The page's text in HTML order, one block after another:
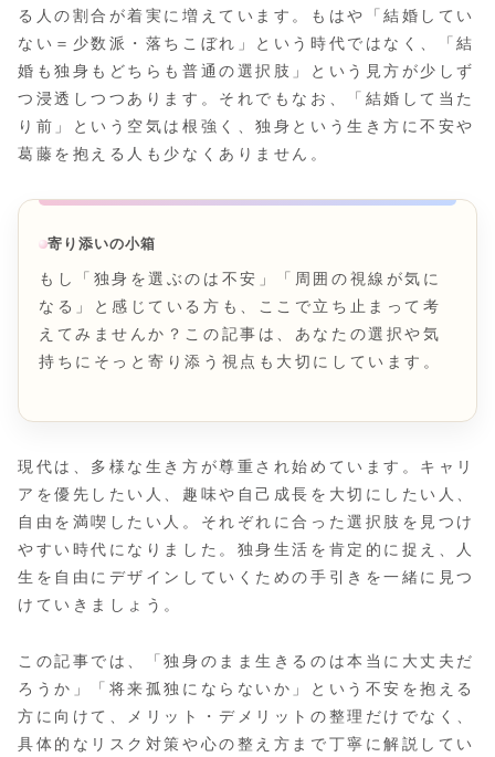
る人の割合が着実に増えています。もはや「結婚してい
ない＝少数派・落ちこぼれ」という時代ではなく、「結
婚も独身もどちらも普通の選択肢」という見方が少しず
つ浸透しつつあります。それでもなお、「結婚して当た
り前」という空気は根強く、独身という生き方に不安や
葛藤を抱える人も少なくありません。
寄り添いの小箱
もし「独身を選ぶのは不安」「周囲の視線が気に
なる」と感じている方も、ここで立ち止まって考
えてみませんか？この記事は、あなたの選択や気
持ちにそっと寄り添う視点も大切にしています。
現代は、多様な生き方が尊重され始めています。キャリ
アを優先したい人、趣味や自己成長を大切にしたい人、
自由を満喫したい人。それぞれに合った選択肢を見つけ
やすい時代になりました。独身生活を肯定的に捉え、人
生を自由にデザインしていくための手引きを一緒に見つ
けていきましょう。
この記事では、「独身のまま生きるのは本当に大丈夫だ
ろうか」「将来孤独にならないか」という不安を抱える
方に向けて、メリット・デメリットの整理だけでなく、
具体的なリスク対策や心の整え方まで丁寧に解説してい